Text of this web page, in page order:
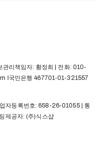
관리책임자: 황정희 | 전화: 010-
l국민은행 467701-01-321557
자등록번호:658-26-01055| 통
제공자: (주)식스샵